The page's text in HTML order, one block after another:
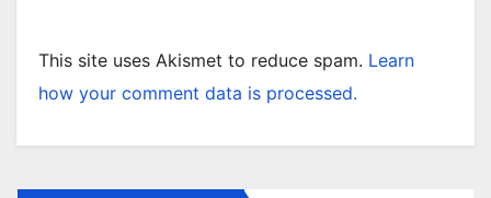
This site uses Akismet to reduce spam. Learn
how your comment data is processed.